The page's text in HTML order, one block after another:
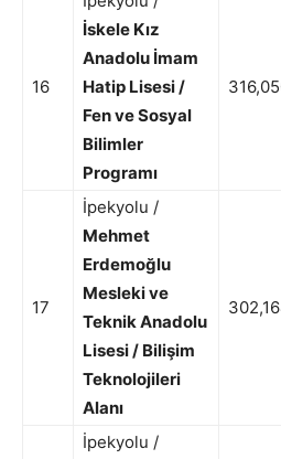
16
İskele Kız
Anadolu İmam
Hatip Lisesi /
Fen ve Sosyal
Bilimler
Programı
17
İpekyolu /
Mehmet
Erdemoğlu
Mesleki ve
Teknik Anadolu
Lisesi / Bilişim
Teknolojileri
Alanı
İpekyolu /